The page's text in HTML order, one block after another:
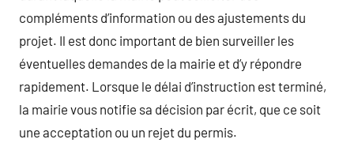
compléments d’information ou des ajustements du
projet. Il est donc important de bien surveiller les
éventuelles demandes de la mairie et d’y répondre
rapidement. Lorsque le délai d’instruction est terminé,
la mairie vous notifie sa décision par écrit, que ce soit
une acceptation ou un rejet du permis.